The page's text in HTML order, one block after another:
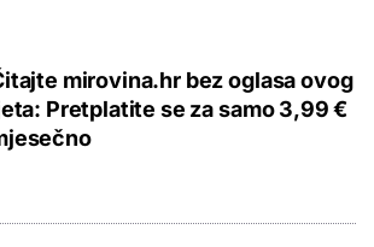
mirovina.hr bez oglasa ovog
Pretplatite se za samo 3,99 €